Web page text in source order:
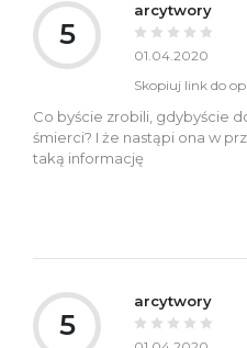
5
arcytwory
01.04.2020
Skopiuj link do
Co byście zrobili, gdybyście
śmierci? I że nastąpi ona w
taką informację
5
arcytwory